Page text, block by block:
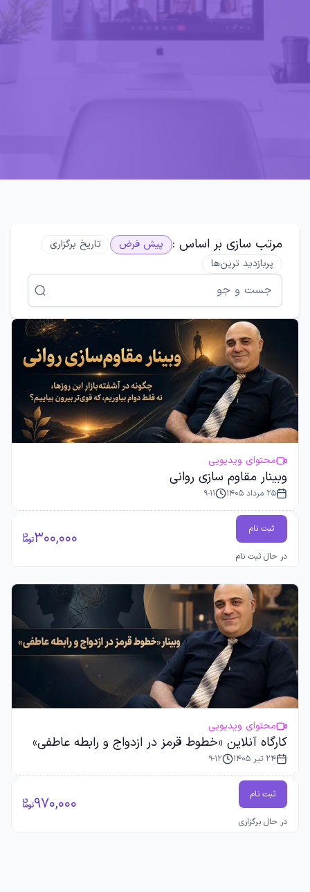
مرتب سازی بر اساس : پیش فرض
تاریخ برگزاری
پربازدید ترین‌ها
محتوای ویدیویی
وبینار مقاوم سازی روانی
25 مرداد 1405 9-11
ثبت نام
در حال ثبت نام
300,000
محتوای ویدیویی
کارگاه آنلاین «خطوط قرمز در ازدواج و رابطه عاطفی»
24 تیر 1405 9-12
ثبت نام
در حال برگزاری
970,000